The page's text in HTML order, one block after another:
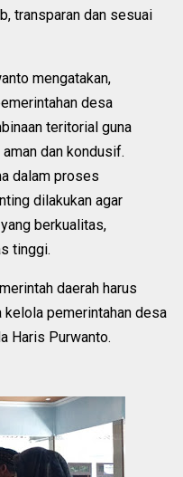
transparan dan sesuai
mengatakan,
desa
teritorial guna
dan kondusif.
dalam proses
dilakukan agar
berkualitas,
tinggi.
daerah harus
pemerintahan desa
Haris Purwanto.